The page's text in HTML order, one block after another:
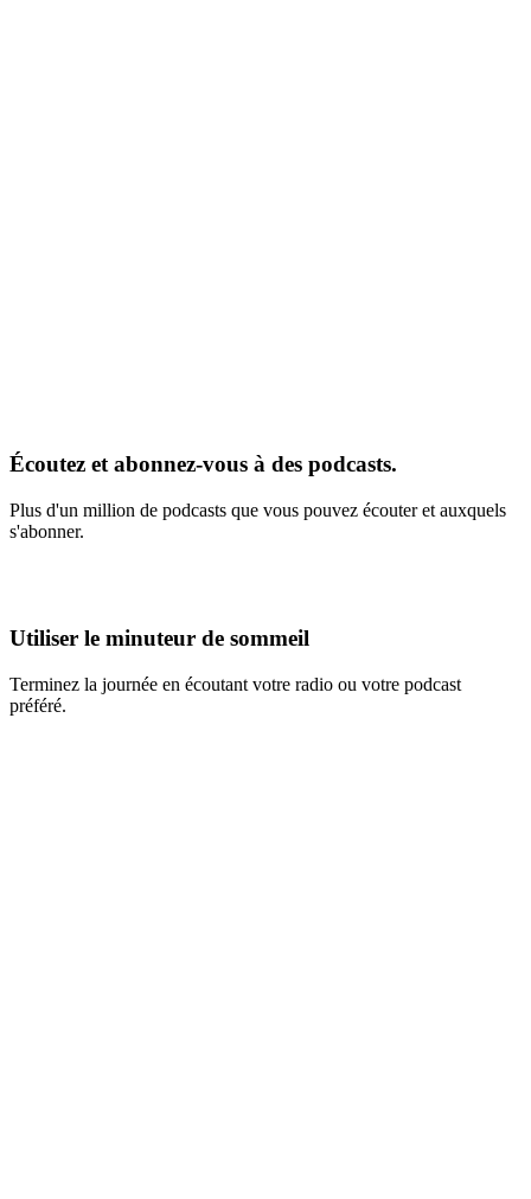
Écoutez et abonnez-vous à des podcasts.
Plus d'un million de podcasts que vous pouvez écouter et auxquels
s'abonner.
Utiliser le minuteur de sommeil
Terminez la journée en écoutant votre radio ou votre podcast
préféré.